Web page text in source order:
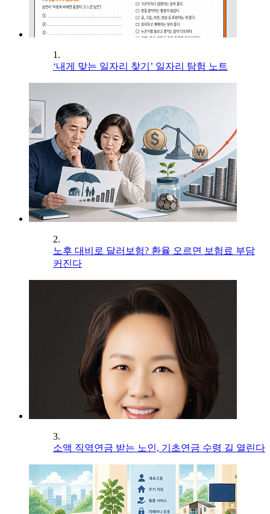
1.
‘내게 맞는 일자리 찾기’ 일자리 탐험 노트
2.
노후 대비로 달러보험? 환율 오르면 보험료 부담
커진다
3.
소액 직역연금 받는 노인, 기초연금 수령 길 열린다